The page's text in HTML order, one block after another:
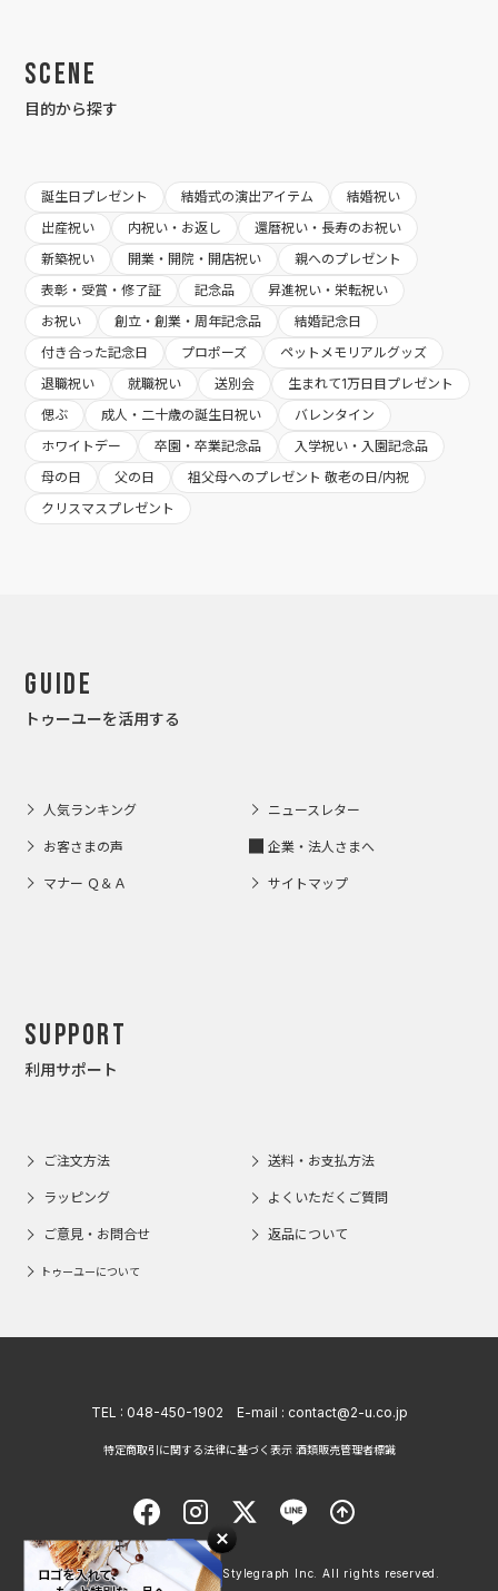
Scene
目的から探す
誕生日プレゼント 結婚式の演出アイテム
結婚祝い
出産祝い
内祝い・お返し
還暦祝い・長寿のお祝い
新築祝い
開業・開院・開店祝い
親へのプレゼント
表彰・受賞・修了証
記念品
昇進祝い・栄転祝い
お祝い
創立・創業・周年記念品
結婚記念日
付き合った記念日
プロポーズ
ペットメモリアルグッズ
退職祝い
就職祝い 送別会
生まれて1万日目プレゼント
偲ぶ
成人・二十歳の誕生日祝い
バレンタイン
ホワイトデー
卒園・卒業記念品
入学祝い・入園記念品
母の日
父の日
祖父母へのプレゼント 敬老の日/内祝
クリスマスプレゼント
Guide
トゥーユーを活用する
人気ランキング ニュースレター
お客さまの声 企業・法人さまへ
マナー Ｑ＆Ａ サイトマップ
Support
利用サポート
ご注文方法 送料・お支払方法
ラッピング よくいただくご質問
ご意見・お問合せ 返品について
トゥーユーについて
TEL : 048-450-1902 E-mail : contact@2-u.co.jp
特定商取引に関する法律に基づく表示 酒類販売管理者標識
Copyright © 1998 - 2026 Stylegraph Inc. All rights reserved.